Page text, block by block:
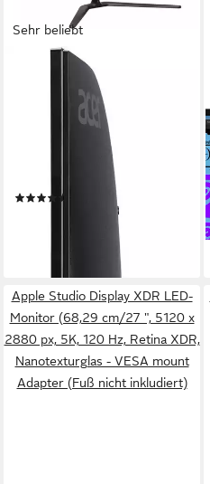
Sehr beliebt
Nitro ED270 W0 Curved-
LED-Monitor
Diagonale
1920 x 1080 px, Full HD
149,00 €
lieferbar - in 1-2 Werktagen bei dir
Apple Studio Display XDR LED-
Monitor (68,29 cm/27 ", 5120 x
2880 px, 5K, 120 Hz, Retina XDR,
Nanotexturglas - VESA mount
Adapter (Fuß nicht inkludiert)